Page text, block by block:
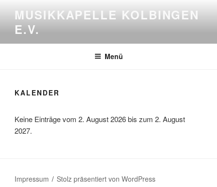
springen
MUSIKKAPELLE KOLBINGEN
E.V.
Menü
KALENDER
Keine Einträge vom 2. August 2026 bis zum 2. August
2027.
Impressum Stolz präsentiert von WordPress